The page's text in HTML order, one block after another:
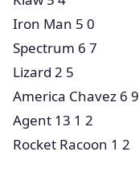
Iron Man 5 0
Spectrum 6 7
Lizard 2 5
America Chavez 6 9
Agent 13 1 2
Rocket Racoon 1 2